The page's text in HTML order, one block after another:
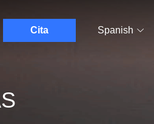
Cita Spanish